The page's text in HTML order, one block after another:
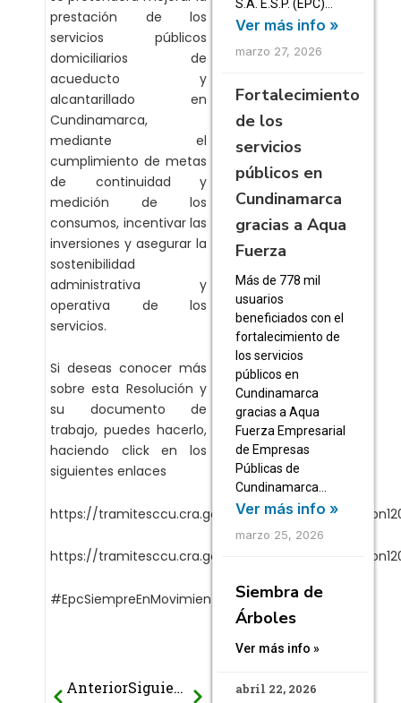
prestación de los
servicios públicos
domiciliarios de
acueducto y
alcantarillado en
Cundinamarca,
mediante el
cumplimiento de metas
de continuidad y
medición de los
consumos, incentivar las
inversiones y asegurar la
sostenibilidad
administrativa y
operativa de los
servicios.
Si deseas conocer más
sobre esta Resolución y
su documento de
trabajo, puedes hacerlo,
haciendo click en los
siguientes enlaces
https://tramitesccu.cra.gov.co/normatividad/
https://tramitesccu.cra.gov.co/normatividad/
#EpcSiempreEnMovimiento
Prev
Anterior Siguiente Next
S.A. E.S.P. (EPC)…
Ver más info »
marzo 27, 2026
Fortalecimiento
de los
servicios
públicos en
Cundinamarca
gracias a Aqua
Fuerza
Más de 778 mil
usuarios
beneficiados con el
fortalecimiento de
los servicios
públicos en
Cundinamarca
gracias a Aqua
Fuerza Empresarial
de Empresas
Públicas de
Cundinamarca…
Ver más info »
marzo 25, 2026
Siembra de
Árboles
Ver más info »
abril 22, 2026